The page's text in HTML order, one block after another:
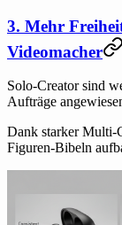
3. Mehr
Videomacher
Solo-Creator sind
Aufträge
Dank starker Multi-
Figuren-Bibeln